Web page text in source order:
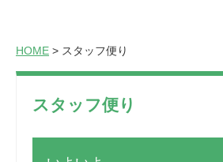
HOME > スタッフ便り
スタッフ便り